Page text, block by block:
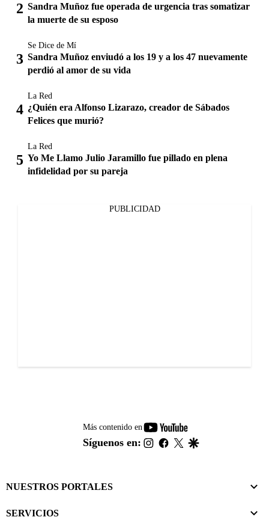
Sandra Muñoz fue operada de urgencia tras somatizar
la muerte de su esposo
Se Dice de Mí
Sandra Muñoz enviudó a los 19 y a los 47 nuevamente
perdió al amor de su vida
La Red
¿Quién era Alfonso Lizarazo, creador de Sábados
Felices que murió?
La Red
Yo Me Llamo Julio Jaramillo fue pillado en plena
infidelidad por su pareja
PUBLICIDAD
Más contenido en
youtube-
footer
Síguenos en: instagram
facebook
twitter
NUESTROS PORTALES
SERVICIOS